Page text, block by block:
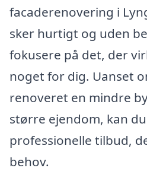
facaderenovering i
sker hurtigt og uden
fokusere på det, der
noget for dig. Uanset
renoveret en mindre
større ejendom, kan
professionelle tilbud,
behov.